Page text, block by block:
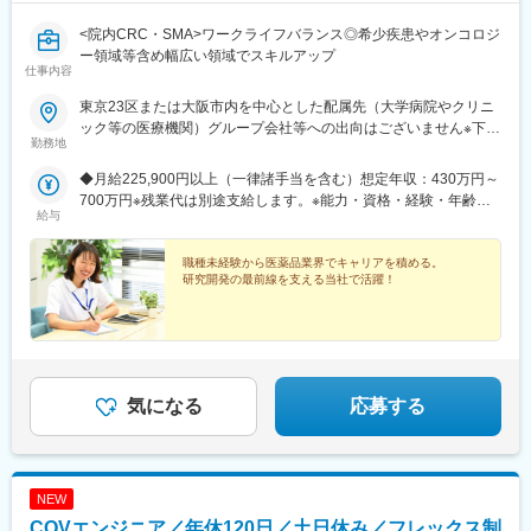
仕事内容
<院内CRC・SMA>ワークライフバランス◎希少疾患やオンコロジ
ー領域等含め幅広い領域でスキルアップ
勤務地
東京23区または大阪市内を中心とした配属先（大学病院やクリニ
ック等の医療機関）グループ会社等への出向はございません※下記
県・神奈川県・福島県・京都府・兵庫県・和歌山県・福岡県）
R&D事業部 臨床開発グループ【東京営業所】東京都港区東新橋
江2-2-18 ワールドホールディングス北堀江4F
給与
◆月給225,900円以上（一律諸手当を含む）想定年収：430万円～
700万円※残業代は別途支給します。※能力・資格・経験・年齢な
職種未経験から医薬品業界でキャリアを積める。
研究開発の最前線を支える当社で活躍！
気になる 応募する
NEW